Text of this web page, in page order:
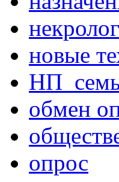
некролог
новые
обмен
опрос